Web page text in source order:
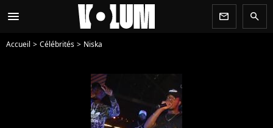
menu newsletter search
Accueil Célébrités Niska